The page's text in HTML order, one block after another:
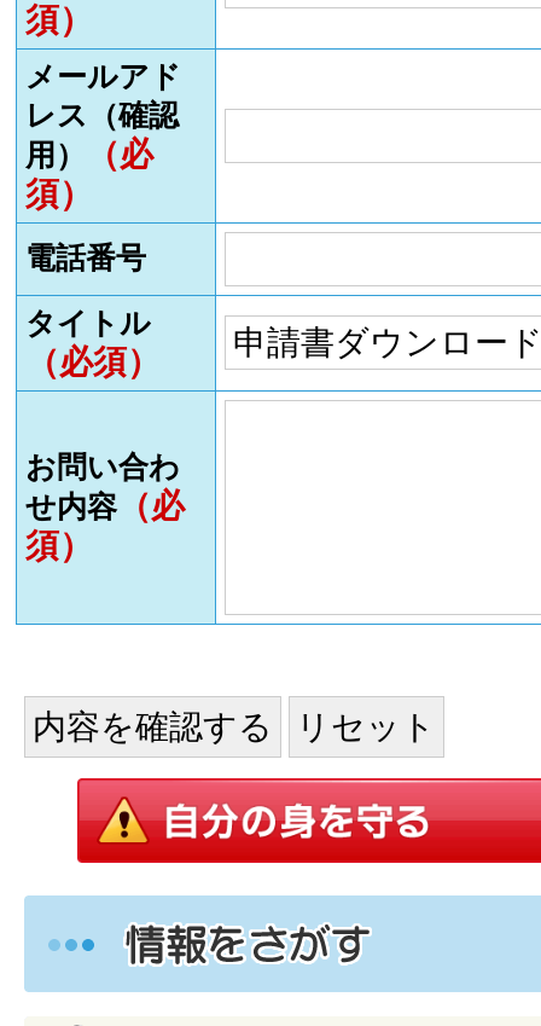
須）
メールアド
レス（確認
用）
（必
須）
電話番号
タイトル
（必須）
お問い合わ
せ内容（必
須）